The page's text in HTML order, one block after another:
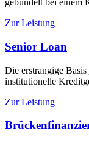
gebündelt bei einem
Zur Leistung
Senior Loan
Die erstrangige
institutionelle
Zur Leistung